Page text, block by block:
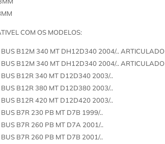
COM OS MODELOS:
BUS B12M 340 MT DH12D340 2004/.. ARTICULADO
BUS B12M 340 MT DH12D340 2004/.. ARTICULADO
BUS B12R 340 MT D12D340 2003/..
BUS B12R 380 MT D12D380 2003/..
BUS B12R 420 MT D12D420 2003/..
BUS B7R 230 PB MT D7B 1999/..
BUS B7R 260 PB MT D7A 2001/..
BUS B7R 260 PB MT D7B 2001/..